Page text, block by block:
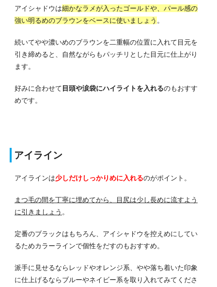
アイシャドウは細かなラメが入ったゴールドや、パール感の
強い明るめのブラウンをベースに使いましょう 。
続いてやや濃いめのブラウンを二重幅の位置に入れて目元を
引き締めると、自然ながらもパッチリとした目元に仕上がり
ます。
好みに合わせて 目頭や涙袋にハイライトを入れるのもおすす
めです。
アイライン
アイラインは少しだけしっかりめに入れるのがポイント。
まつ毛の間を丁寧に埋めてから、目尻は少し長めに流すよう
に引きましょう 。
定番のブラックはもちろん、アイシャドウを控えめにしてい
るためカラーラインで個性をだすのもおすすめ。
派手に見せるならレッドやオレンジ系、やや落ち着いた印象
に仕上げるならブルーやネイビー系を取り入れてみてくださ